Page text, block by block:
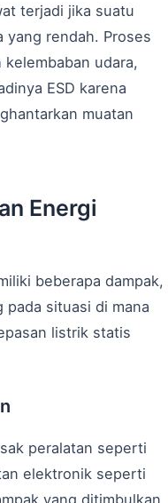
terjadi jika suatu
yang rendah. Proses
udara,
ESD karena
muatan
Energi
beberapa dampak,
pada situasi di mana
listrik statis
peralatan seperti
elektronik seperti